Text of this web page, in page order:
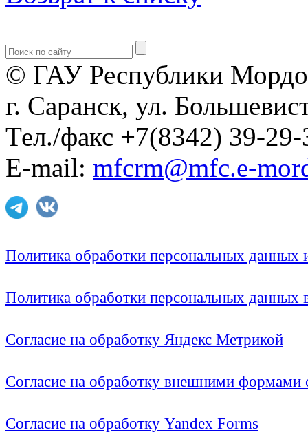
© ГАУ Республики
г. Саранск, ул.
Тел./факс +7(8342) 39-29-
E-mail: mfcrm@mfc.e-
Политика обработки персональных
Политика обработки персональных
Согласие на обработку Яндекс Метрикой
Согласие на обработку внешними формами
Согласие на обработку Yandex Forms